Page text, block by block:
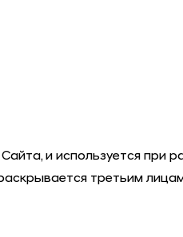
и используется при
третьим